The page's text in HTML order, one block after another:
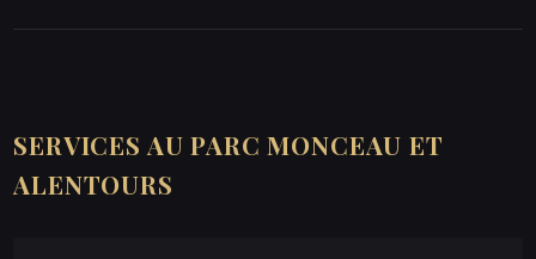
SERVICES AU PARC MONCEAU ET
ALENTOURS